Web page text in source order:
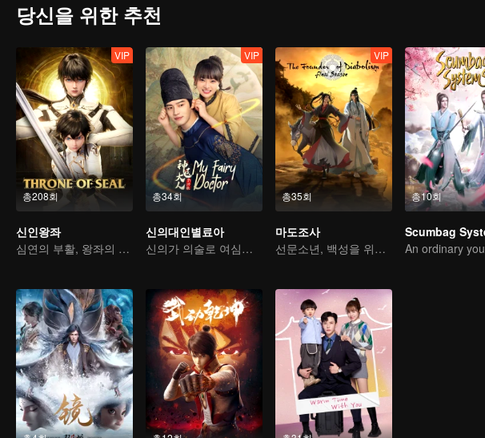
당신을 위한 추천
총208회
VIP
신인왕좌
심연의 부활, 왕좌의 도래
총34회
VIP
신의대인별료아
신의가 의술로 여심을 사로잡는다
총35회
VIP
마도조사
선문소년, 백성을 위해 악령을 베다
총10회
Scumbag